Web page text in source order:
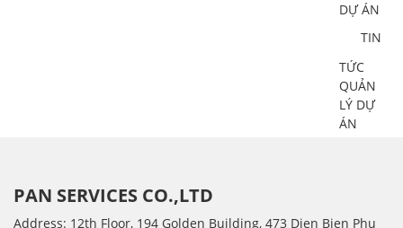
DỰ ÁN
TIN
TỨC
QUẢN
LÝ DỰ
ÁN
PAN SERVICES CO.,LTD
Address: 12th Floor, 194 Golden Building, 473 Dien Bien Phu